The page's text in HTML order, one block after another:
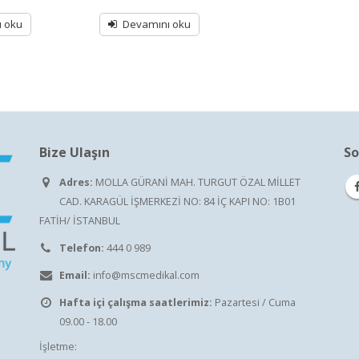
oku
0
out
of
Devamını oku
Bize Ulaşın
Adres: MOLLA GÜRANİ MAH. TURGUT ÖZAL MİLLET
CAD. KARAGÜL İŞMERKEZİ NO: 84 İÇ KAPI NO: 1B01
FATİH/ İSTANBUL
Telefon: 444 0 989
Email: info@mscmedikal.com
Hafta içi çalışma saatlerimiz: Pazartesi / Cuma
09.00 - 18.00
İşletme: